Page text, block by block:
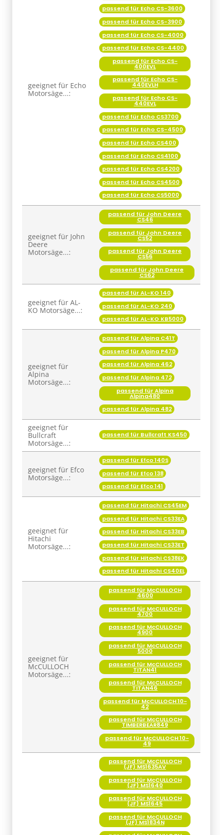
geeignet für Echo
Motorsäge...:
passend für Echo CS-3600
passend für Echo CS-3900
passend für Echo CS-4000
passend für Echo CS-4400
passend für Echo CS-
400EVL
passend für Echo CS-
440EVLH
passend für Echo CS-
440EVL
passend für Echo CS3700
passend für Echo CS-4500
passend für Echo CS400
passend für Echo CS4100
passend für Echo CS4200
passend für Echo CS4500
passend für Echo CS5000
geeignet für John
Deere
Motorsäge...:
passend für John Deere
CS46
passend für John Deere
CS52
passend für John Deere
CS56
passend für John Deere
CS62
geeignet für AL-
KO Motorsäge...:
passend für AL-KO 140
passend für AL-KO 240
passend für AL-KO KB5000
geeignet für
Alpina
Motorsäge...:
passend für Alpina C41T
passend für Alpina P470
passend für Alpina 462
passend für Alpina 472
passend für Alpina
Alpina480
passend für Alpina 482
geeignet für
Bullcraft
Motorsäge...:
passend für Bullcraft KS450
geeignet für Efco
Motorsäge...:
passend für Efco 140S
passend für Efco 138
passend für Efco 141
geeignet für
Hitachi
Motorsäge...:
passend für Hitachi CS45EM
passend für Hitachi CS33EA
passend für Hitachi CS33EB
passend für Hitachi CS33ET
passend für Hitachi CS38EK
passend für Hitachi CS40EL
geeignet für
McCULLOCH
Motorsäge...:
passend für McCULLOCH
4600
passend für McCULLOCH
4700
passend für McCULLOCH
4900
passend für McCULLOCH
5000
passend für McCULLOCH
TITAN41
passend für McCULLOCH
TITAN46
passend für McCULLOCH 10-
42
passend für McCULLOCH
TIMBERBEAR849
passend für McCULLOCH 10-
49
passend für McCULLOCH
(JF) MS1635AV
passend für McCULLOCH
(JF) MS1640
passend für McCULLOCH
(JF) MS1645
passend für McCULLOCH
(JF) MS1834N